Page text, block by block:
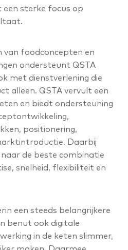
een sterke focus op
van foodconcepten en
ondersteunt QSTA
met dienstverlening die
alleen. QSTA vervult een
en biedt ondersteuning
positionering,
Daarbij
de beste combinatie
snelheid, flexibiliteit en
een steeds belangrijkere
benut ook digitale
in de keten slimmer,